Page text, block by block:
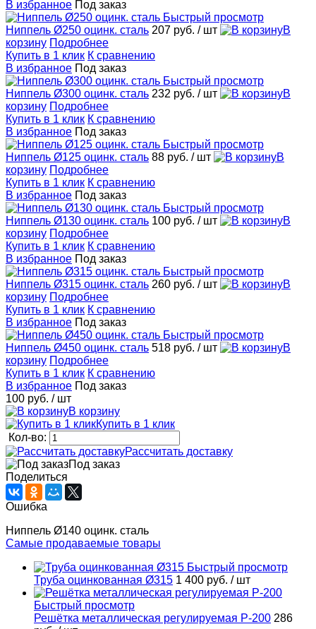
В избранное Под заказ
Быстрый просмотр
Ниппель Ø250 оцинк. сталь 207 руб. / шт
В
корзину Подробнее
Купить в 1 клик К сравнению
В избранное Под заказ
Быстрый просмотр
Ниппель Ø300 оцинк. сталь 232 руб. / шт
В
корзину Подробнее
Купить в 1 клик К сравнению
В избранное Под заказ
Быстрый просмотр
Ниппель Ø125 оцинк. сталь 88 руб. / шт
В
корзину Подробнее
Купить в 1 клик К сравнению
В избранное Под заказ
Быстрый просмотр
Ниппель Ø130 оцинк. сталь 100 руб. / шт
В
корзину Подробнее
Купить в 1 клик К сравнению
В избранное Под заказ
Быстрый просмотр
Ниппель Ø315 оцинк. сталь 260 руб. / шт
В
корзину Подробнее
Купить в 1 клик К сравнению
В избранное Под заказ
Быстрый просмотр
Ниппель Ø450 оцинк. сталь 518 руб. / шт
В
корзину Подробнее
Купить в 1 клик К сравнению
В избранное Под заказ
100 руб. / шт
В корзину
Купить в 1 клик
Кол-во:
Рассчитать доставку
Под заказ
Поделиться
Ошибка
Ниппель Ø140 оцинк. сталь
Самые продаваемые товары
Быстрый просмотр
Труба оцинкованная Ø315 1 400 руб. / шт
Быстрый просмотр
Решётка металлическая регулируемая Р-200 286